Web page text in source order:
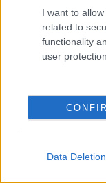
I want to
related to
functionality
user protection.
Data Deletion
lesz, amire fel kell
Takács Péter, a
Konferencián,